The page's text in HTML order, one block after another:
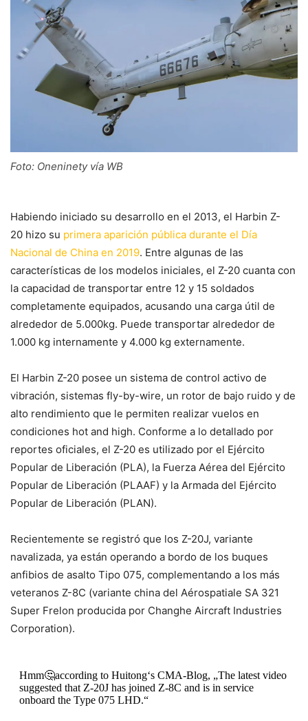
Foto: Oneninety vía WB
Habiendo iniciado su desarrollo en el 2013, el Harbin Z-
20 hizo su primera aparición pública durante el Día
Nacional de China en 2019. Entre algunas de las
características de los modelos iniciales, el Z-20 cuanta con
la capacidad de transportar entre 12 y 15 soldados
completamente equipados, acusando una carga útil de
alrededor de 5.000kg. Puede transportar alrededor de
1.000 kg internamente y 4.000 kg externamente.
El Harbin Z-20 posee un sistema de control activo de
vibración, sistemas fly-by-wire, un rotor de bajo ruido y de
alto rendimiento que le permiten realizar vuelos en
condiciones hot and high. Conforme a lo detallado por
reportes oficiales, el Z-20 es utilizado por el Ejército
Popular de Liberación (PLA), la Fuerza Aérea del Ejército
Popular de Liberación (PLAAF) y la Armada del Ejército
Popular de Liberación (PLAN).
Recientemente se registró que los Z-20J, variante
navalizada, ya están operando a bordo de los buques
anfibios de asalto Tipo 075, complementando a los más
veteranos Z-8C (variante china del Aérospatiale SA 321
Super Frelon producida por Changhe Aircraft Industries
Corporation).
Hmm🤔according to Huitong‘s CMA-Blog, „The latest video
suggested that Z-20J has joined Z-8C and is in service
onboard the Type 075 LHD.“